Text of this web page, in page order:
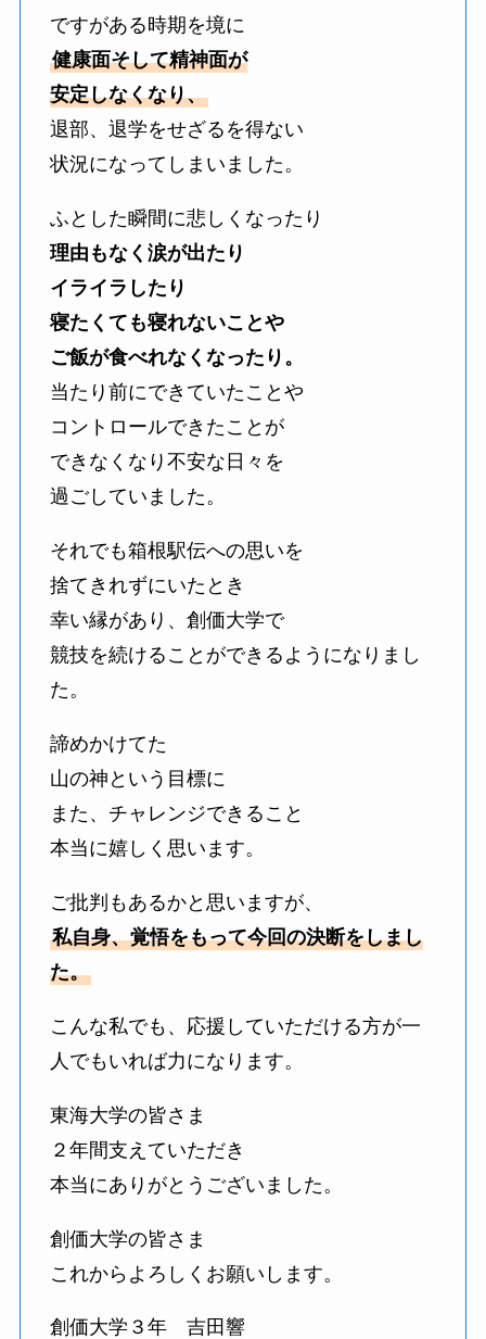
ですがある時期を境に
健康面そして精神面が
安定しなくなり、
退部、退学をせざるを得ない
状況になってしまいました。
ふとした瞬間に悲しくなったり
理由もなく涙が出たり
イライラしたり
寝たくても寝れないことや
ご飯が食べれなくなったり。
当たり前にできていたことや
コントロールできたことが
できなくなり不安な日々を
過ごしていました。
それでも箱根駅伝への思いを
捨てきれずにいたとき
幸い縁があり、創価大学で
競技を続けることができるようになりまし
た。
諦めかけてた
山の神という目標に
また、チャレンジできること
本当に嬉しく思います。
ご批判もあるかと思いますが、
私自身、覚悟をもって今回の決断をしまし
た。
こんな私でも、応援していただける方が一
人でもいれば力になります。
東海大学の皆さま
２年間支えていただき
本当にありがとうございました。
創価大学の皆さま
これからよろしくお願いします。
創価大学３年 吉田響